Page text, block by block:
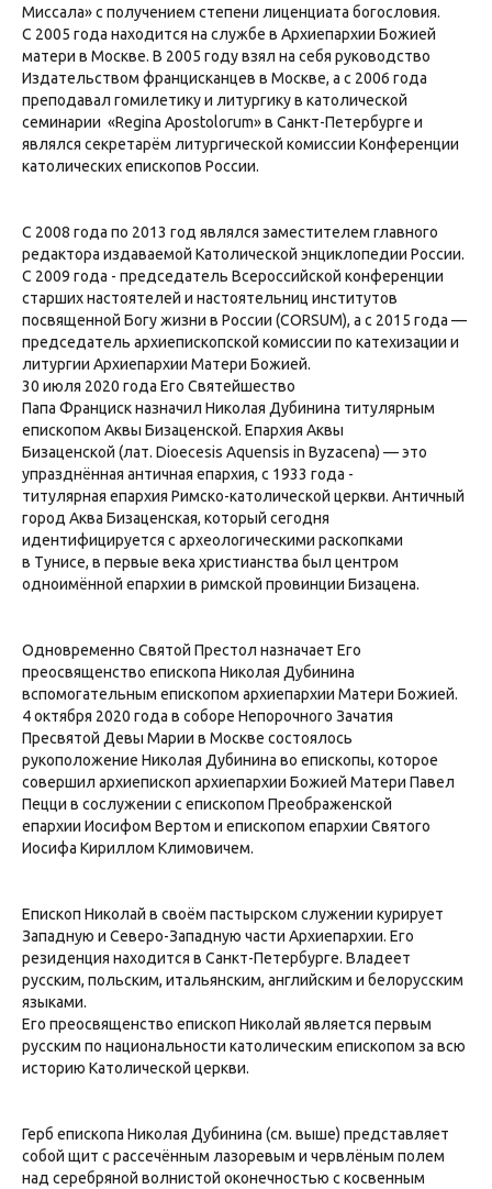
Миссала» с получением степени лиценциата богословия.
С 2005 года находится на службе в Архиепархии Божией
матери в Москве. В 2005 году взял на себя руководство
Издательством францисканцев в Москве, а с 2006 года
преподавал гомилетику и литургику в католической
семинарии «Regina Apostolorum» в Санкт-Петербурге и
являлся секретарём литургической комиссии Конференции
католических епископов России.
С 2008 года по 2013 год являлся заместителем главного
редактора издаваемой Католической энциклопедии России.
С 2009 года - председатель Всероссийской конференции
старших настоятелей и настоятельниц институтов
посвященной Богу жизни в России (CORSUM), а с 2015 года —
председатель архиепископской комиссии по катехизации и
литургии Архиепархии Матери Божией.
30 июля 2020 года Его Святейшество
Папа Франциск назначил Николая Дубинина титулярным
епископом Аквы Бизаценской. Епархия Аквы
Бизаценской (лат. Dioecesis Aquensis in Byzacena) — это
упразднённая античная епархия, с 1933 года -
титулярная епархия Римско-католической церкви. Античный
город Аква Бизаценская, который сегодня
идентифицируется с археологическими раскопками
в Тунисе, в первые века христианства был центром
одноимённой епархии в римской провинции Бизацена.
Одновременно Святой Престол назначает Его
преосвященство епископа Николая Дубинина
вспомогательным епископом архиепархии Матери Божией.
4 октября 2020 года в соборе Непорочного Зачатия
Пресвятой Девы Марии в Москве состоялось
рукоположение Николая Дубинина во епископы, которое
совершил архиепископ архиепархии Божией Матери Павел
Пецци в сослужении с епископом Преображенской
епархии Иосифом Вертом и епископом епархии Святого
Иосифа Кириллом Климовичем.
Епископ Николай в своём пастырском служении курирует
Западную и Северо-Западную части Архиепархии. Его
резиденция находится в Санкт-Петербурге. Владеет
русским, польским, итальянским, английским и белорусским
языками.
Его преосвященство епископ Николай является первым
русским по национальности католическим епископом за всю
историю Католической церкви.
Герб епископа Николая Дубинина (см. выше) представляет
собой щит с рассечённым лазоревым и червлёным полем
над серебряной волнистой оконечностью с косвенным